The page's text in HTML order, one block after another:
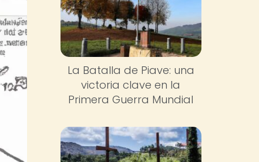
La Batalla de Piave: una
victoria clave en la
Primera Guerra Mundial